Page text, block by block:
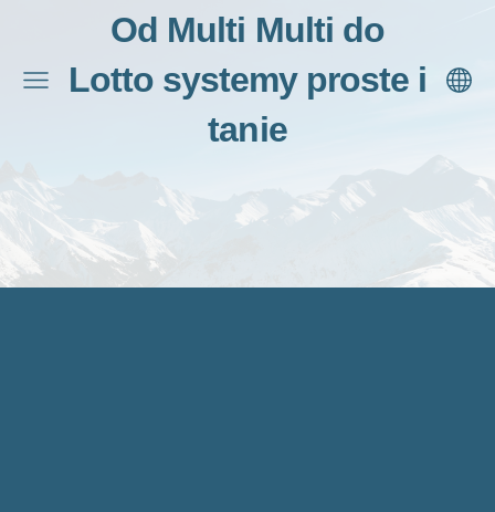
Od Multi Multi do
Lotto systemy proste i
tanie